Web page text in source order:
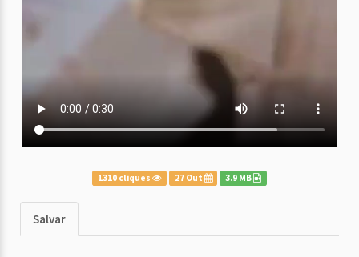
1310 cliques 27 Out 3.9 MB
Salvar